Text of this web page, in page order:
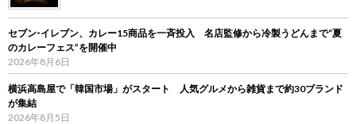
セブン‐イレブン、カレー15商品を一斉投入 名店監修から冷製うどんまで“夏
のカレーフェス”を開催中
2026年8月6日
横浜高島屋で「韓国市場」がスタート 人気グルメから雑貨まで約30ブランド
が集結
2026年8月5日